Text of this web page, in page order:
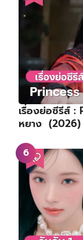
เรื่องย่อซีรีส์ :
หยาง (2026)